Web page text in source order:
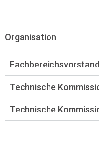
Organisation
Technische
Technische